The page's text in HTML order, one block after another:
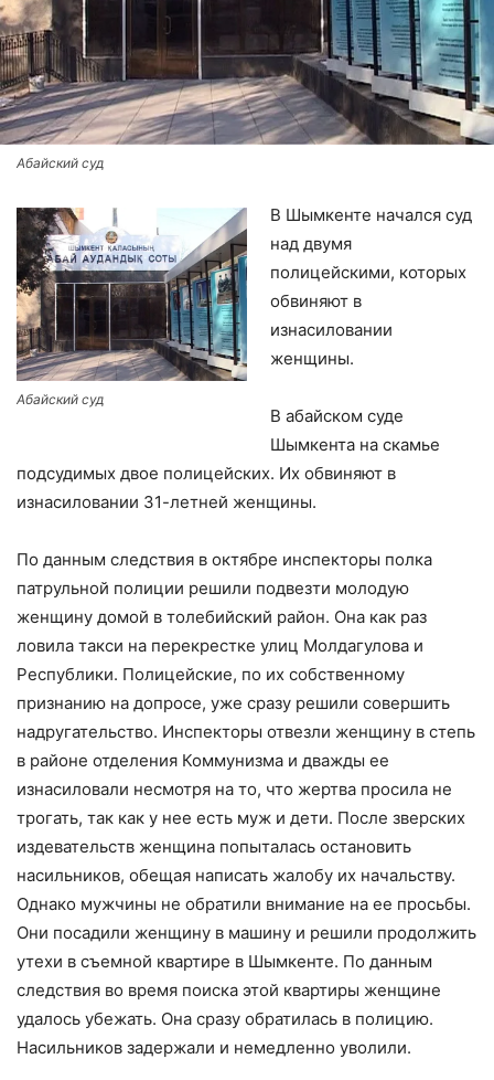
Абайский суд
Абайский суд
В Шымкенте начался суд
над двумя
полицейскими, которых
обвиняют в
изнасиловании
женщины.
В абайском суде
Шымкента на скамье
подсудимых двое полицейских. Их обвиняют в
изнасиловании 31-летней женщины.
По данным следствия в октябре инспекторы полка
патрульной полиции решили подвезти молодую
женщину домой в толебийский район. Она как раз
ловила такси на перекрестке улиц Молдагулова и
Республики. Полицейские, по их собственному
признанию на допросе, уже сразу решили совершить
надругательство. Инспекторы отвезли женщину в степь
в районе отделения Коммунизма и дважды ее
изнасиловали несмотря на то, что жертва просила не
трогать, так как у нее есть муж и дети. После зверских
издевательств женщина попыталась остановить
насильников, обещая написать жалобу их начальству.
Однако мужчины не обратили внимание на ее просьбы.
Они посадили женщину в машину и решили продолжить
утехи в съемной квартире в Шымкенте. По данным
следствия во время поиска этой квартиры женщине
удалось убежать. Она сразу обратилась в полицию.
Насильников задержали и немедленно уволили.